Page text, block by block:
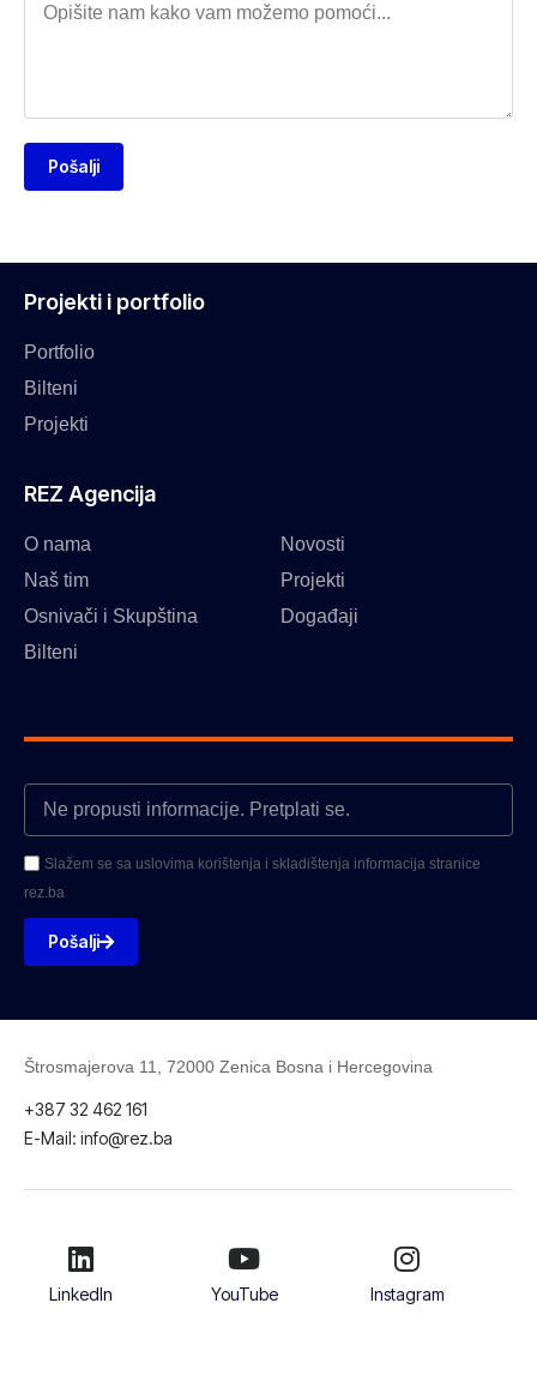
Pošalji
Projekti i portfolio
Portfolio
Bilteni
Projekti
REZ Agencija
O nama
Naš tim
Osnivači i Skupština
Bilteni
Novosti
Projekti
Događaji
Slažem se sa uslovima korištenja i skladištenja informacija stranice
rez.ba
Pošalji
Štrosmajerova 11, 72000 Zenica Bosna i Hercegovina
+387 32 462 161
E-Mail: info@rez.ba
LinkedIn YouTube Instagram